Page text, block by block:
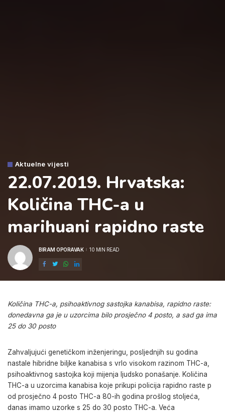
Aktuelne vijesti
22.07.2019. Hrvatska:
Količina THC-a u
marihuani rapidno raste
POSTED
BIRAM OPORAVAK 10 MIN READ
Količina THC-a, psihoaktivnog sastojka kanabisa, rapidno raste:
donedavna ga je u uzorcima bilo prosječno 4 posto, a sad ga ima
25 do 30 posto
Zahvaljujući genetičkom inženjeringu, posljednjih su godina
nastale hibridne biljke kanabisa s vrlo visokom razinom THC-a,
psihoaktivnog sastojka koji mijenja ljudsko ponašanje. Količina
THC-a u uzorcima kanabisa koje prikupi policija rapidno raste p
od prosječno 4 posto THC-a 80-ih godina prošlog stoljeća,
danas imamo uzorke s 25 do 30 posto THC-a. Veća